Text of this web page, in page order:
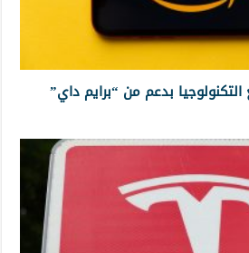
بدعم من “برايم داي”